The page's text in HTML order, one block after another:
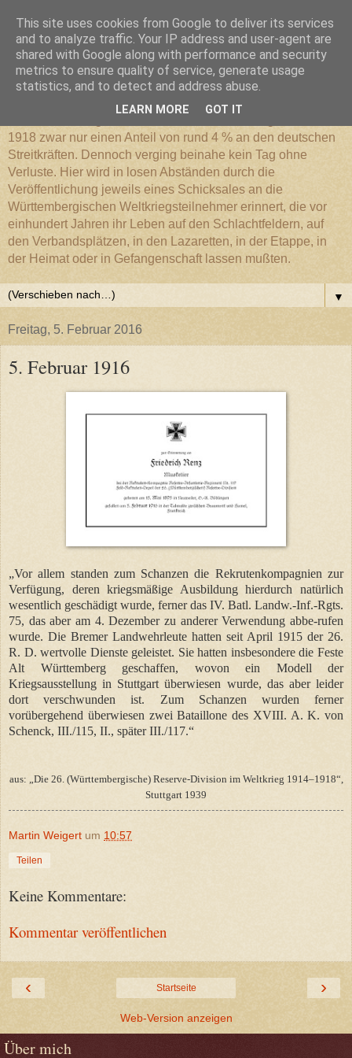
Württembergischer
Weltkriegs-Blog
1918 zwar nur einen Anteil von rund 4 % an den deutschen
Streitkräften. Dennoch verging beinahe kein Tag ohne
Verluste. Hier wird in losen Abständen durch die
Veröffentlichung jeweils eines Schicksales an die
Württembergischen Weltkriegsteilnehmer erinnert, die vor
einhundert Jahren ihr Leben auf den Schlachtfeldern, auf
den Verbandsplätzen, in den Lazaretten, in der Etappe, in
der Heimat oder in Gefangenschaft lassen mußten.
▼
Freitag, 5. Februar 2016
5. Februar 1916
„Vor allem standen zum Schanzen die Rekrutenkompagnien zur
Verfügung, deren kriegsmäßige Ausbildung hierdurch natürlich
wesentlich geschädigt wurde, ferner das IV. Batl. Landw.-Inf.-Rgts.
75, das aber am 4. Dezember zu anderer Verwendung abbe-rufen
wurde. Die Bremer Landwehrleute hatten seit April 1915 der 26.
R. D. wertvolle Dienste geleistet. Sie hatten insbesondere die Feste
Alt Württemberg geschaffen, wovon ein Modell der
Kriegsausstellung in Stuttgart überwiesen wurde, das aber leider
dort verschwunden ist. Zum Schanzen wurden ferner
vorübergehend überwiesen zwei Bataillone des XVIII. A. K. von
Schenck, III./115, II., später III./117.“
aus: „Die 26. (Württembergische) Reserve-Division im Weltkrieg 1914–1918“,
Stuttgart 1939
Martin Weigert um 10:57
Teilen
Keine Kommentare:
Kommentar veröffentlichen
‹ ›
Startseite
Web-Version anzeigen
Über mich
This site uses cookies from Google to deliver its services
and to analyze traffic. Your IP address and user-agent are
shared with Google along with performance and security
metrics to ensure quality of service, generate usage
statistics, and to detect and address abuse.
LEARN MORE GOT IT